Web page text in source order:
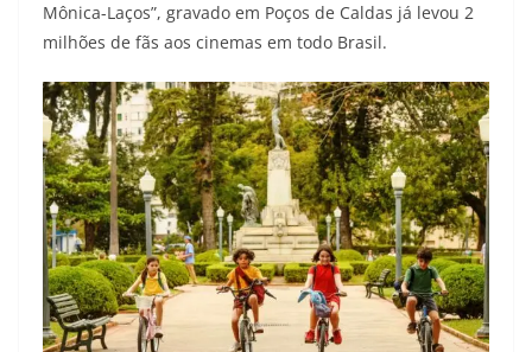
Mônica-Laços”, gravado em Poços de Caldas já levou 2
milhões de fãs aos cinemas em todo Brasil.